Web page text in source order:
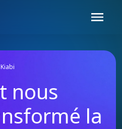
Kiabi
nous
la